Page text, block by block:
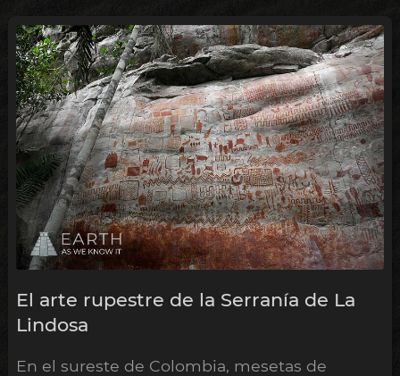
El arte rupestre de la Serranía de La
Lindosa
En el sureste de Colombia, mesetas de